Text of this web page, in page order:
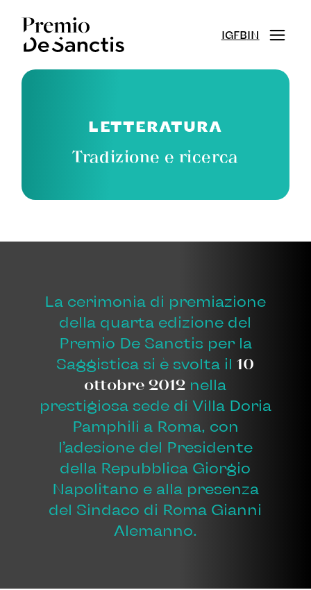
IGFBIN
LETTERATURA
Tradizione e ricerca
La cerimonia di premiazione
della quarta edizione del
Premio De Sanctis per la
Saggistica si è svolta il10
ottobre 2012 nella
prestigiosa sede di Villa Doria
Pamphili a Roma, con
l’adesione del Presidente
della Repubblica Giorgio
Napolitano e alla presenza
del Sindaco di Roma Gianni
Alemanno.